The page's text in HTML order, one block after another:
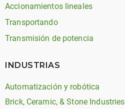
Accionamientos lineales
Transportando
Transmisión de potencia
INDUSTRIAS
Automatización y robótica
Brick, Ceramic, & Stone Industries